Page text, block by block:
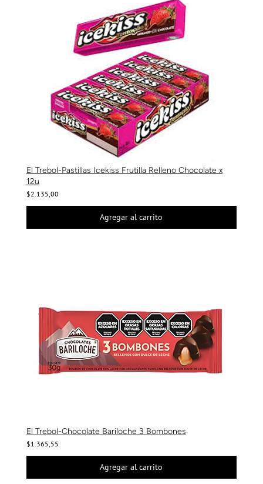
El Trebol-Pastillas Icekiss Frutilla Relleno Chocolate x
12u
$2.135,00
Agregar al carrito
El Trebol-Chocolate Bariloche 3 Bombones
$1.365,55
Agregar al carrito